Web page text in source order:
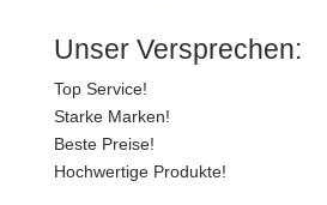
Unser Versprechen:
Top Service!
Starke Marken!
Beste Preise!
Hochwertige Produkte!